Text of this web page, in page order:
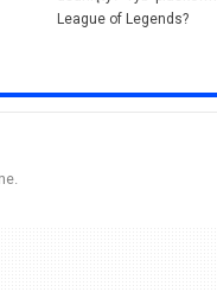
League of Legends?